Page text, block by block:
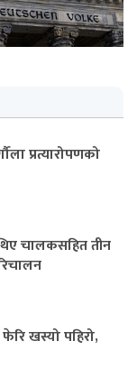
प्रत्यारोपणको
चालकसहित तीन
खस्यो पहिरो,